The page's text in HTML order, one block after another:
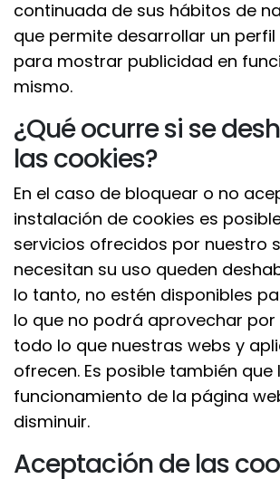
continuada de sus hábitos de
que permite desarrollar un
para mostrar publicidad en
mismo.
¿Qué ocurre si se
las cookies?
En el caso de bloquear o no
instalación de cookies es
servicios ofrecidos por nuestro
necesitan su uso queden
lo tanto, no estén disponibles
lo que no podrá aprovechar
todo lo que nuestras webs y
ofrecen. Es posible también
funcionamiento de la página
disminuir.
Aceptación de las